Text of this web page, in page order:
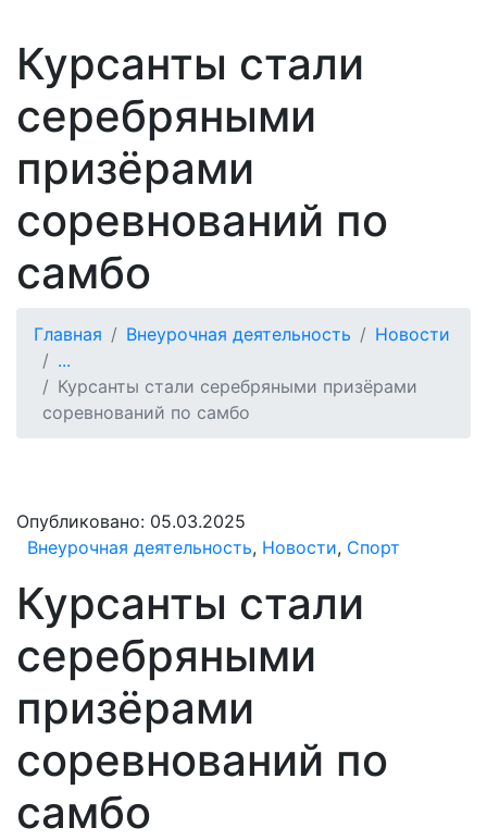
Курсанты стали
серебряными
призёрами
соревнований по
самбо
Главная Внеурочная деятельность
Новости
...
Курсанты стали серебряными призёрами
соревнований по самбо
Опубликовано: 05.03.2025
Внеурочная деятельность, Новости, Спорт
Курсанты стали
серебряными
призёрами
соревнований по
самбо